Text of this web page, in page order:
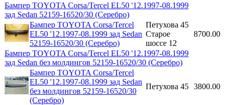
Бампер TOYOTA Corsa/Tercel EL50 '12.1997-08.1999
зад Sedan 52159-16520/30 (Серебро)
Бампер TOYOTA Corsa/Tercel
EL50 '12.1997-08.1999 зад Sedan
52159-16520/30 (Серебро)
Петухова 45
Старое
шоссе 12
8700.00
Бампер TOYOTA Corsa/Tercel EL50 '12.1997-08.1999
зад Sedan без молдингов 52159-16520/30 (Серебро)
Бампер TOYOTA Corsa/Tercel
EL50 '12.1997-08.1999 зад Sedan
без молдингов 52159-16520/30
(Серебро)
Петухова 45 3800.00